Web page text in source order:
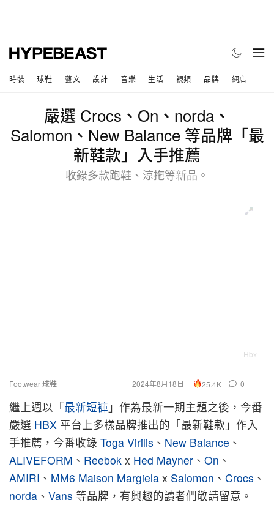
時裝 球鞋 藝文 設計 音樂 生活 視頻 品牌 網店
嚴選 Crocs、On、norda、
Salomon、New Balance 等品牌「最
新鞋款」入手推薦
收錄多款跑鞋、涼拖等新品。
Hbx
Footwear 球鞋 2024年8月18日 25.4K 0
繼上週以「最新短褲 」作為最新一期主題之後，今番
嚴選 HBX 平台上多樣品牌推出的「最新鞋款」作入
手推薦，今番收錄 Toga Virilis 、 New Balance 、
ALIVEFORM 、 Reebok x Hed Mayner 、 On 、
AMIRI 、 MM6 Maison Margiela x Salomon 、 Crocs 、
norda 、 Vans 等品牌，有興趣的讀者們敬請留意。